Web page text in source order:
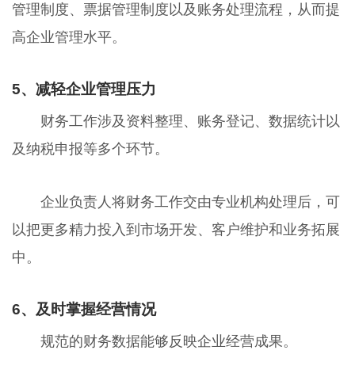
管理制度、票据管理制度以及账务处理流程，从而提
高企业管理水平。
5、减轻企业管理压力
财务工作涉及资料整理、账务登记、数据统计以
及纳税申报等多个环节。
企业负责人将财务工作交由专业机构处理后，可
以把更多精力投入到市场开发、客户维护和业务拓展
中。
6、及时掌握经营情况
规范的财务数据能够反映企业经营成果。